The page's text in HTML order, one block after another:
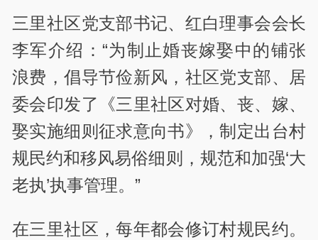
三里社区党支部书记、红白理事会会长
李军介绍：“为制止婚丧嫁娶中的铺张
浪费，倡导节俭新风，社区党支部、居
委会印发了《三里社区对婚、丧、嫁、
娶实施细则征求意向书》，制定出台村
规民约和移风易俗细则，规范和加强‘大
老执’执事管理。”
在三里社区，每年都会修订村规民约。